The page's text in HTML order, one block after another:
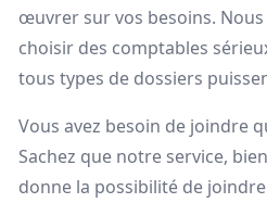
œuvrer sur vos besoins.
choisir des comptables
tous types de dossiers
Vous avez besoin de joindre
Sachez que notre service,
donne la possibilité de